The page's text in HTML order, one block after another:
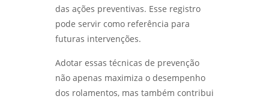
ENSAIOS MECÂNICOS DESTRUTIVOS: ENTENDA
SUA IMPORTÂNCIA E APLICAÇÕES NA
ENGENHARIA - LABMETAL
INSPEÇÃO DE SOLDA: COMO GARANTIR A
QUALIDADE E SEGURANÇA EM PROJETOS DE
SOLDAGEM - LABMETAL
das ações preventivas. Esse registro
pode servir como referência para
futuras intervenções.
Adotar essas técnicas de prevenção
não apenas maximiza o desempenho
dos rolamentos, mas também contribui